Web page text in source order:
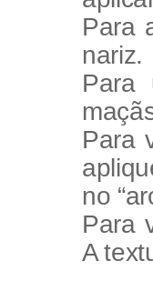
Para
nariz.
Para
Para
no
Para
A